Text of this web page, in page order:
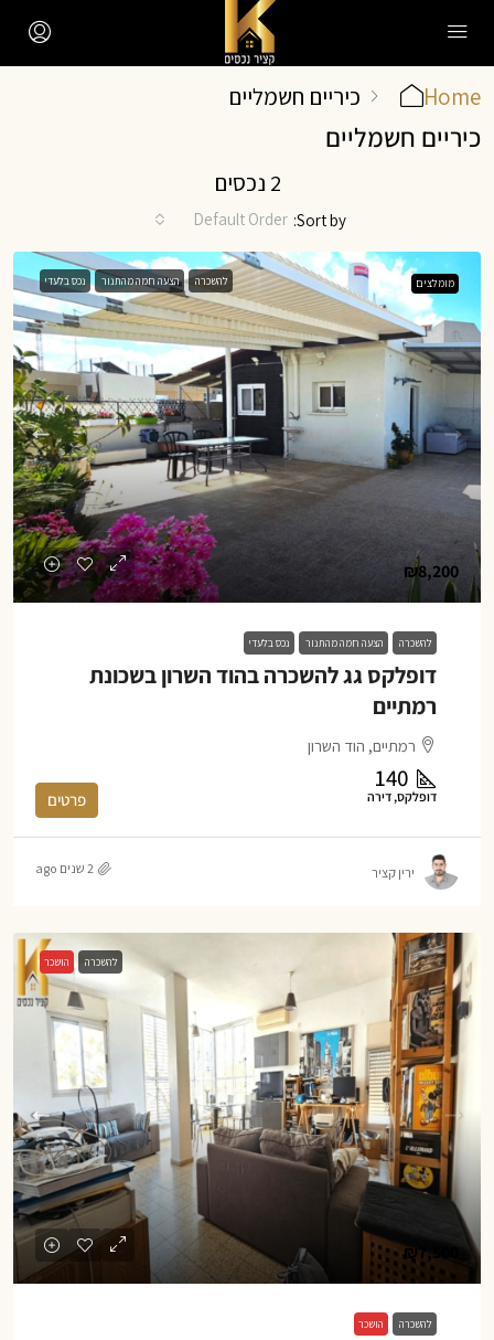
Home כיריים חשמליים
כיריים חשמליים
2 נכסים
Sort by:
Default Order
מומלצים להשכרה הצעה חמה מהתנור נכס בלעדי
₪8,200
להשכרה הצעה חמה מהתנור נכס בלעדי
דופלקס גג להשכרה בהוד השרון בשכונת
רמתיים
רמתיים, הוד השרון
140
דופלקס, דירה פרטים
ירין קציר 2 שנים ago
להשכרה הושכר
₪7,500
להשכרה הושכר